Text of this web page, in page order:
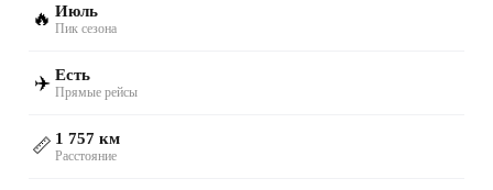
🔥 Июль
Пик сезона
✈️ Есть
Прямые рейсы
📏 1 757 км
Расстояние